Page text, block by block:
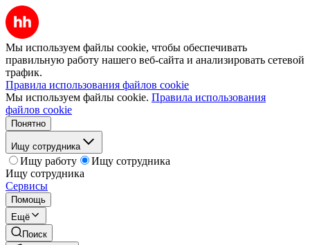
Мы используем файлы cookie, чтобы обеспечивать
правильную работу нашего веб-сайта и анализировать сетевой
трафик.
Правила использования файлов cookie
Мы используем файлы cookie. Правила использования
файлов cookie
Понятно
Ищу сотрудника
Ищу работу
Ищу сотрудника
Ищу сотрудника
Сервисы
Помощь
Ещё
Поиск